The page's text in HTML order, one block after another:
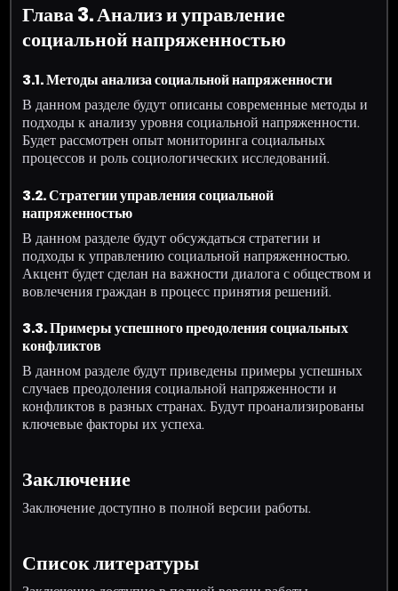
Глава 3. Анализ и управление
социальной напряженностью
3.1. Методы анализа социальной напряженности
В данном разделе будут описаны современные методы и
подходы к анализу уровня социальной напряженности.
Будет рассмотрен опыт мониторинга социальных
процессов и роль социологических исследований.
3.2. Стратегии управления социальной
напряженностью
В данном разделе будут обсуждаться стратегии и
подходы к управлению социальной напряженностью.
Акцент будет сделан на важности диалога с обществом и
вовлечения граждан в процесс принятия решений.
3.3. Примеры успешного преодоления социальных
конфликтов
В данном разделе будут приведены примеры успешных
случаев преодоления социальной напряженности и
конфликтов в разных странах. Будут проанализированы
ключевые факторы их успеха.
Заключение
Заключение доступно в полной версии работы.
Список литературы